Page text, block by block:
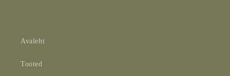
Avaleht
Tooted